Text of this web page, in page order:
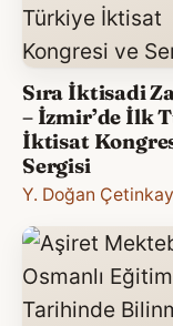
Sıra İktisadi
– İzmir’de İlk
İktisat
Sergisi
Y. Doğan